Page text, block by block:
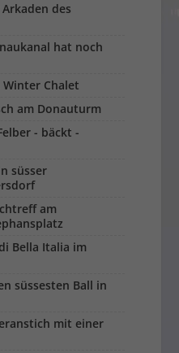
des
hat noch
Winter Chalet
am Donauturm
- bäckt -
süsser
am
Bella Italia im
süssesten Ball in
mit einer